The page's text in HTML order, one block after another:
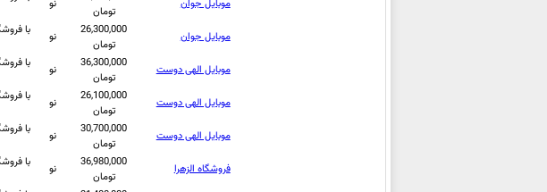
موبایل جوان
تومان
نو
موبایل جوان
26,300,000
تومان
نو
با
موبایل الهی دوست
36,300,000
تومان
نو
با
موبایل الهی دوست
26,100,000
تومان
نو
با
موبایل الهی دوست
30,700,000
تومان
نو
با
فروشگاه الزهرا
36,980,000
تومان
نو
با